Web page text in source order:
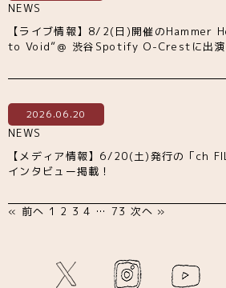
NEWS
【ライブ情報】8/2(日)開催のHammer
to Void”＠ 渋谷Spotify O-Crestに出演
2026.06.20
NEWS
【メディア情報】6/20(土)発行の「ch
インタビュー掲載！
« 前へ 1 2 3 4 … 73 次へ »